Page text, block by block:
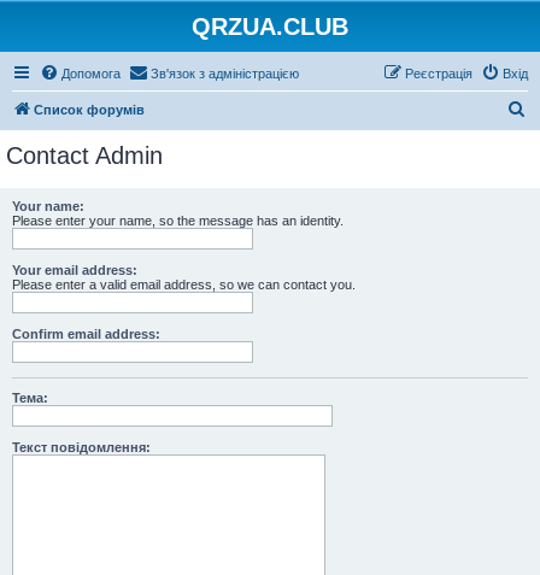
QRZUA.CLUB
Допомога Зв'язок з адміністрацією Вхід
Реєстрація
Список форумів
Contact Admin
Your name:
Please enter your name, so the message has an identity.
Your email address:
Please enter a valid email address, so we can contact you.
Confirm email address:
Тема:
Текст повідомлення: